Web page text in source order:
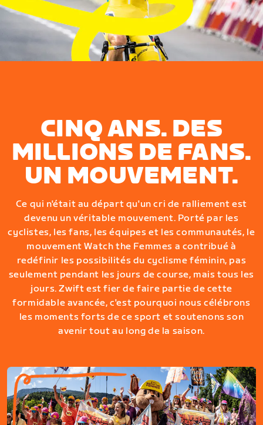
CINQ ANS. DES
MILLIONS DE FANS.
UN MOUVEMENT.
Ce qui n'était au départ qu'un cri de ralliement est
devenu un véritable mouvement. Porté par les
cyclistes, les fans, les équipes et les communautés, le
mouvement Watch the Femmes a contribué à
redéfinir les possibilités du cyclisme féminin, pas
seulement pendant les jours de course, mais tous les
jours. Zwift est fier de faire partie de cette
formidable avancée, c'est pourquoi nous célébrons
les moments forts de ce sport et soutenons son
avenir tout au long de la saison.